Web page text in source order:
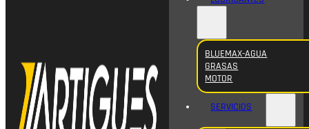
BLUEMAX-AGUA
GRASAS
MOTOR
SERVICIOS